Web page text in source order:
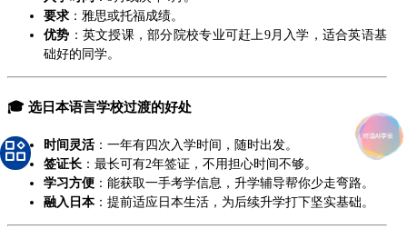
要求 ：雅思或托福成绩。
优势 ：英文授课，部分院校专业可赶上9月入学，适合英语基
础好的同学。
🎓 选日本语言学校过渡的好处
时间灵活 ：一年有四次入学时间，随时出发。
签证长 ：最长可有2年签证，不用担心时间不够。
学习方便 ：能获取一手考学信息，升学辅导帮你少走弯路。
融入日本：提前适应日本生活，为后续升学打下坚实基础。